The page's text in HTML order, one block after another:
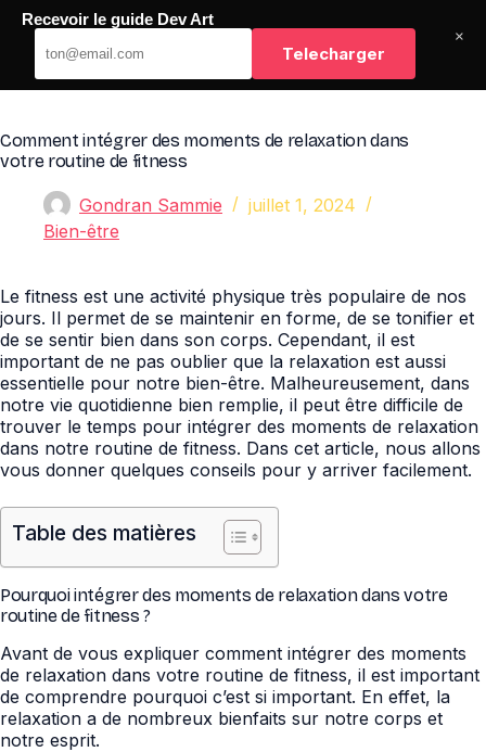
Passer
contenu
Comment intégrer des moments de relaxation dans
votre routine de fitness
Gondran Sammie
juillet 1, 2024
Bien-être
Le fitness est une activité physique très populaire de nos
jours. Il permet de se maintenir en forme, de se tonifier et
de se sentir bien dans son corps. Cependant, il est
important de ne pas oublier que la relaxation est aussi
essentielle pour notre bien-être. Malheureusement, dans
notre vie quotidienne bien remplie, il peut être difficile de
trouver le temps pour intégrer des moments de relaxation
dans notre routine de fitness. Dans cet article, nous allons
vous donner quelques conseils pour y arriver facilement.
Table des matières
Pourquoi intégrer des moments de relaxation dans votre
routine de fitness ?
Avant de vous expliquer comment intégrer des moments
de relaxation dans votre routine de fitness, il est important
de comprendre pourquoi c’est si important. En effet, la
relaxation a de nombreux bienfaits sur notre corps et
notre esprit.
Recevoir le guide Dev Art
Telecharger
×